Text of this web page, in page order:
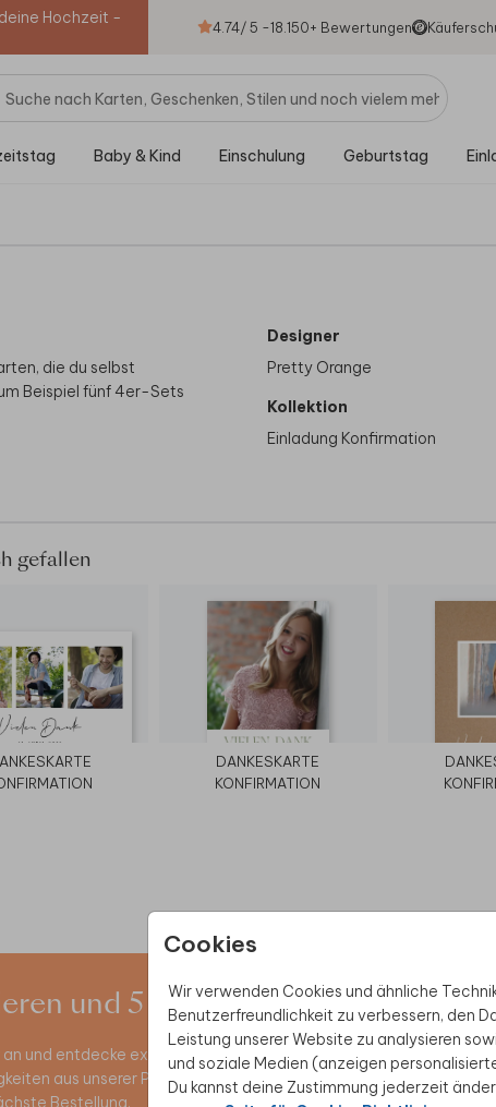
Hochzeit -
4.74/ 5 -18.150+ Bewertungen
Baby & Kind Einschulung Geburtstag
Cookies
Wir verwenden Cookies und ähnliche
Benutzerfreundlichkeit zu verbessern, den
Leistung unserer Website zu analysieren
und soziale Medien (anzeigen
Du kannst deine Zustimmung jederzeit
die du selbst
Beispiel fünf 4er-Sets
ist 11x22 cm
Designer
Pretty Orange
Kollektion
Einladung Konfirmation
gefallen
DANKESKARTE
KONFIRMATION
und 5 € Rabatt sichern
und entdecke exklusive Angebote, kreative
aus unserer Produktwelt. Als Dankeschön
Bestellung.